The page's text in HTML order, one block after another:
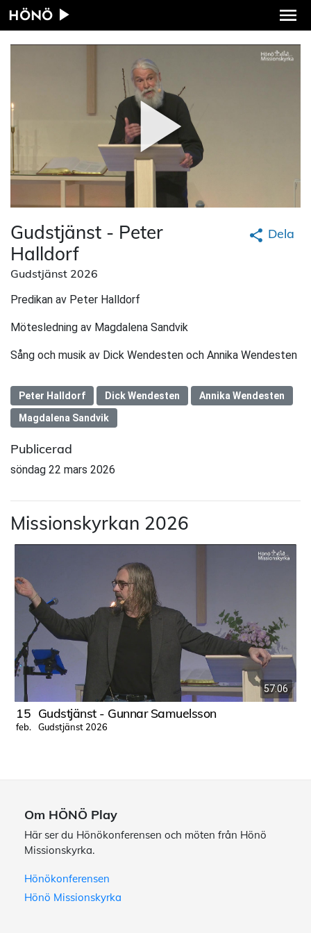
HÖNÖ
Dela
Gudstjänst - Peter
Halldorf
Gudstjänst 2026
Predikan av Peter Halldorf
Mötesledning av Magdalena Sandvik
Sång och musik av Dick Wendesten och Annika Wendesten
Peter Halldorf Dick Wendesten
Annika Wendesten
Magdalena Sandvik
Publicerad
söndag 22 mars 2026
Missionskyrkan 2026
57:06
15
feb.
Gudstjänst - Gunnar Samuelsson
Gudstjänst 2026
Om HÖNÖ Play
Här ser du Hönökonferensen och möten från Hönö
Missionskyrka.
Hönökonferensen
Hönö Missionskyrka